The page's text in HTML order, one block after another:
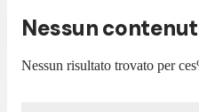
Nessun
Nessun risultato trovato per